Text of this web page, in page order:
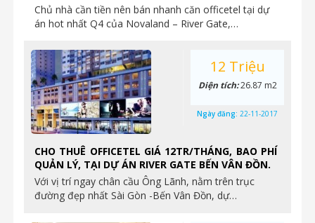
Chủ nhà cần tiền nên bán nhanh căn officetel tại dự
án hot nhất Q4 của Novaland – River Gate,…
CHO THUÊ OFFICETEL GIÁ 12TR/THÁNG, BAO PHÍ
QUẢN LÝ, TẠI DỰ ÁN RIVER GATE BẾN VÂN ĐỒN.
Với vị trí ngay chân cầu Ông Lãnh, nằm trên trục
đường đẹp nhất Sài Gòn -Bến Vân Đồn, dự…
12 Triệu
Diện tích:26.87 m2
Ngày đăng: 22-11-2017